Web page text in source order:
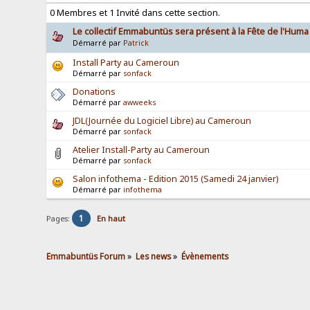
0 Membres et 1 Invité dans cette section.
Le collectif Emmabuntüs sera présent à la Fête de l'Huma
Démarré par Patrick
Install Party au Cameroun
Démarré par sonfack
Donations
Démarré parawweeks
JDL(Journée du Logiciel Libre) au Cameroun
Démarré par sonfack
Atelier Install-Party au Cameroun
Démarré par sonfack
Salon infothema - Edition 2015 (Samedi 24 janvier)
Démarré par infothema
Pages: 1 En haut
Emmabuntüs Forum» Les news» Évènements